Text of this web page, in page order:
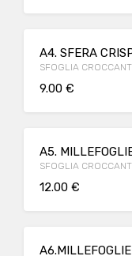
A4. SFERA
SFOGLIA
9.00 €
A5.
SFOGLIA
12.00 €